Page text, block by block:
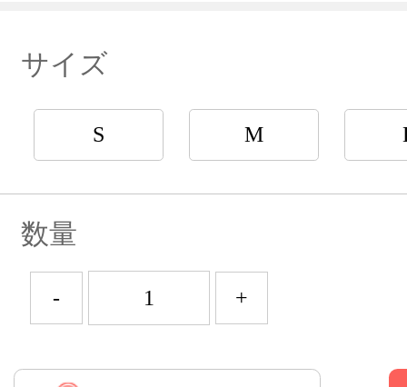
サイズ
S M
数量
- +